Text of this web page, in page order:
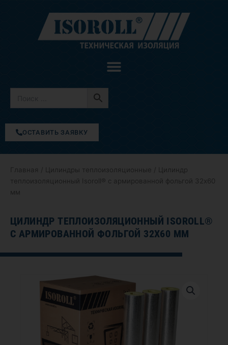
содержимому
ОСТАВИТЬ ЗАЯВКУ
Главная Цилиндры теплоизоляционные / Цилиндр
теплоизоляционный Isoroll® с армированной фольгой 32х60
мм
ЦИЛИНДР ТЕПЛОИЗОЛЯЦИОННЫЙ ISOROLL®
С АРМИРОВАННОЙ ФОЛЬГОЙ 32Х60 ММ